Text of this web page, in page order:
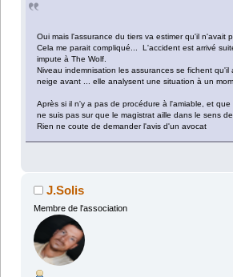
Oui mais l'assurance du tiers va estimer qu'il n'avait
Cela me parait compliqué... L'accident est arrivé
impute à The Wolf.
Niveau indemnisation les assurances se fichent qu'il
neige avant ... elle analysent une situation à un
Après si il n'y a pas de procédure à l'amiable, et
ne suis pas sur que le magistrat aille dans le sens
Rien ne coute de demander l'avis d'un avocat
J.Solis
Membre de l'association